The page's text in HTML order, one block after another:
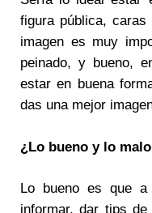
figura pública,
imagen es muy
peinado, y bueno,
estar en buena
das una mejor
¿Lo bueno y lo
Lo bueno es que
informar, dar tips